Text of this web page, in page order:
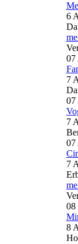
6
07
7
07
7
07
7
08
8